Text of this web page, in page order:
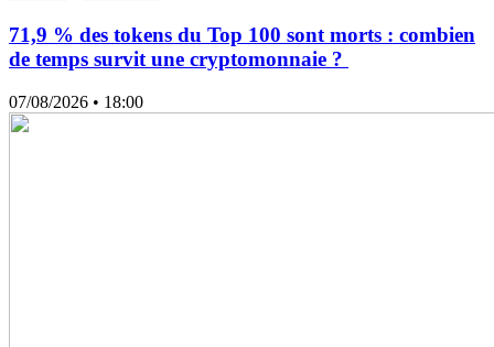
71,9 % des tokens du Top 100 sont morts : combien
de temps survit une cryptomonnaie ?
07/08/2026 • 18:00